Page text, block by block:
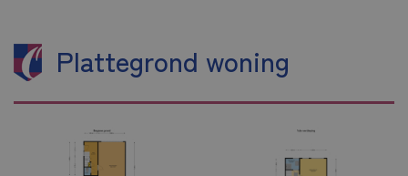
Plattegrond woning